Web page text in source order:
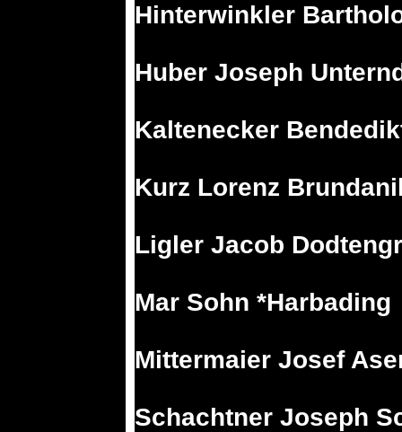
Hinterwinkler
Huber Joseph
Kaltenecker
Kurz Lorenz
Ligler Jacob
Mar Sohn *Harbading
Mittermaier Josef
Schachtner Joseph